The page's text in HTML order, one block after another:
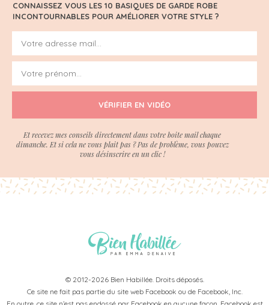
CONNAISSEZ VOUS LES 10 BASIQUES DE GARDE ROBE
INCONTOURNABLES POUR AMÉLIORER VOTRE STYLE ?
VÉRIFIER EN VIDÉO
Et recevez mes conseils directement dans votre boite mail chaque
dimanche. Et si cela ne vous plait pas ? Pas de problème, vous pouvez
vous désinscrire en un clic !
© 2012-2026 Bien Habillée. Droits déposés.
Ce site ne fait pas partie du site web Facebook ou de Facebook, Inc.